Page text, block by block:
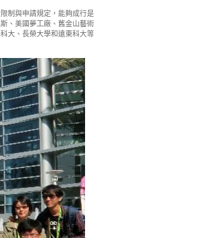
制與申請規定，能夠成行是
、美國夢工廠、舊金山藝術
大、長榮大學和遠東科大等